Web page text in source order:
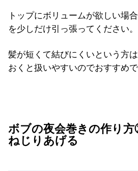
トップにボリュームが欲しい場
を少しだけ引っ張ってください。
髪が短くて結びにくいという方
おくと扱いやすいのでおすすめで
ボブの夜会巻きの作り
ねじりあげる